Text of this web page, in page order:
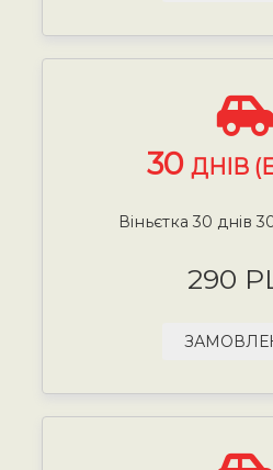
30 ДНІВ
Віньєтка 30 днів
290